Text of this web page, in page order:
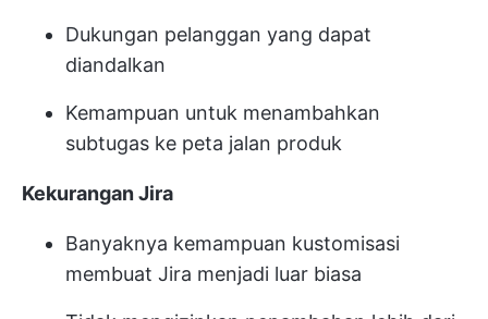
Dukungan pelanggan yang dapat
diandalkan
Kemampuan untuk menambahkan
subtugas ke peta jalan produk
Kekurangan Jira
Banyaknya kemampuan kustomisasi
membuat Jira menjadi luar biasa